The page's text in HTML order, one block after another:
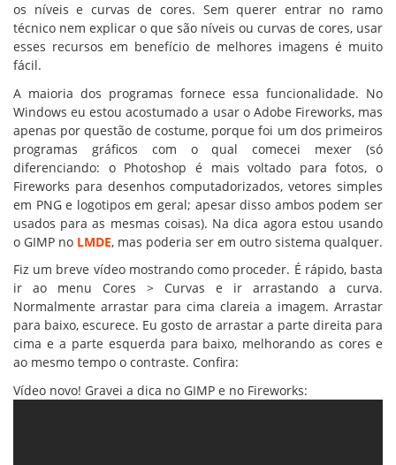
os níveis e curvas de cores. Sem querer entrar no ramo
técnico nem explicar o que são níveis ou curvas de cores, usar
esses recursos em benefício de melhores imagens é muito
fácil.
A maioria dos programas fornece essa funcionalidade. No
Windows eu estou acostumado a usar o Adobe Fireworks, mas
apenas por questão de costume, porque foi um dos primeiros
programas gráficos com o qual comecei mexer (só
diferenciando: o Photoshop é mais voltado para fotos, o
Fireworks para desenhos computadorizados, vetores simples
em PNG e logotipos em geral; apesar disso ambos podem ser
usados para as mesmas coisas). Na dica agora estou usando
o GIMP no LMDE, mas poderia ser em outro sistema qualquer.
Fiz um breve vídeo mostrando como proceder. É rápido, basta
ir ao menu Cores > Curvas e ir arrastando a curva.
Normalmente arrastar para cima clareia a imagem. Arrastar
para baixo, escurece. Eu gosto de arrastar a parte direita para
cima e a parte esquerda para baixo, melhorando as cores e
ao mesmo tempo o contraste. Confira:
Vídeo novo! Gravei a dica no GIMP e no Fireworks: